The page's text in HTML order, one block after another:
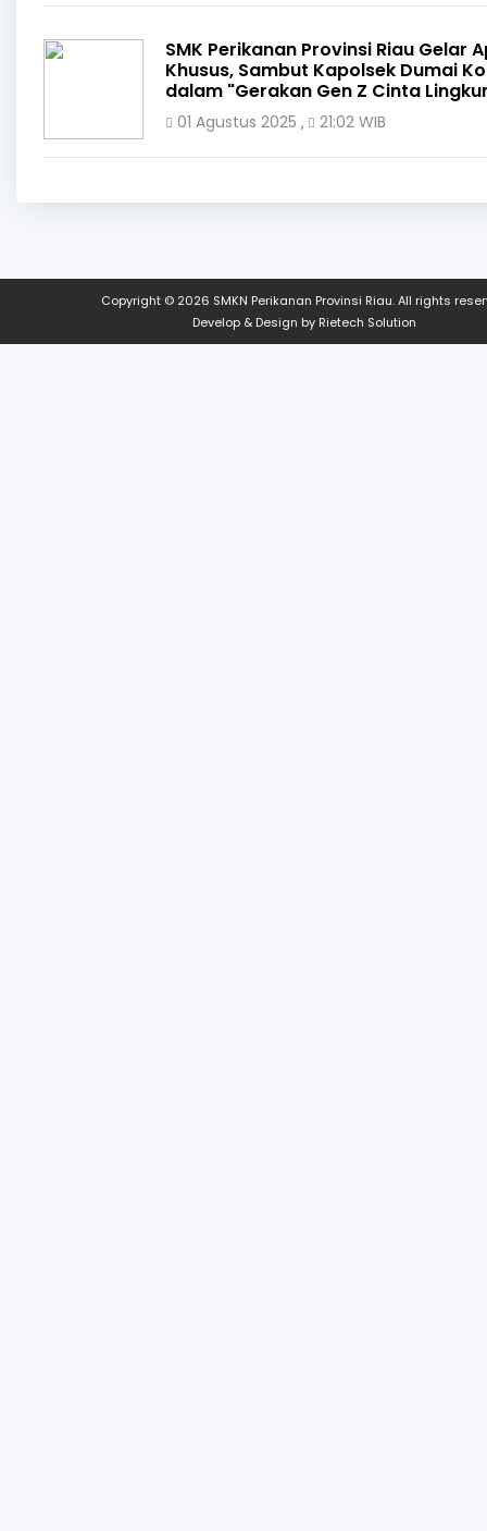
SMK Perikanan Provinsi Riau Gelar
Khusus, Sambut Kapolsek Dumai
dalam "Gerakan Gen Z Cinta
01 Agustus 2025 , 21:02 WIB
Copyright © 2026 SMKN Perikanan Provinsi Riau. All rights
Develop & Design by Rietech Solution